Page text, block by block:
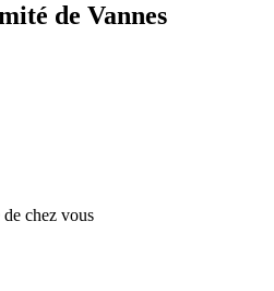
de Vannes
chez vous